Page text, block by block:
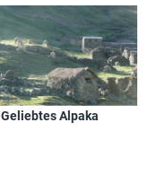
Geliebtes Alpaka